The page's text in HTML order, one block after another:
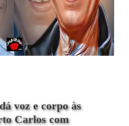
voz e corpo às
Carlos com